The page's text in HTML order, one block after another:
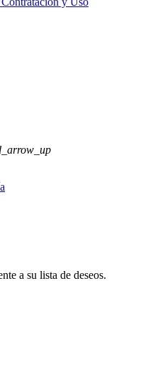
a su lista de deseos.